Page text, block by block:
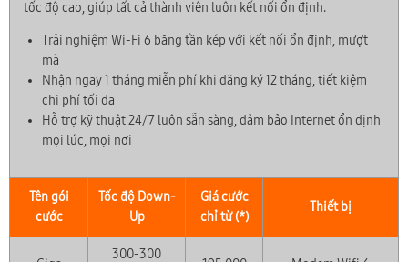
tốc độ cao, giúp tất cả thành viên luôn kết nối ổn định.
Trải nghiệm Wi-Fi 6 băng tần kép với kết nối ổn định, mượt
mà
Nhận ngay 1 tháng miễn phí khi đăng ký 12 tháng, tiết kiệm
chi phí tối đa
Hỗ trợ kỹ thuật 24/7 luôn sẵn sàng, đảm bảo Internet ổn định
mọi lúc, mọi nơi
Tên gói
cước
Tốc độ Down-
Up
Giá cước
chỉ từ (*)
Thiết bị
300-300